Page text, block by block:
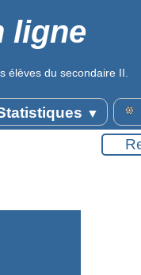
ligne
élèves du secondaire II.
▼